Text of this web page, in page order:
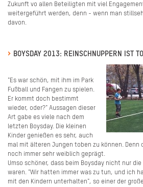
Zukunft vo allen Beteiligten mit viel
weitergeführt werden, denn - wenn man
davon.
BOYSDAY 2013: REINSCHNUPPERN IST
"Es war schön, mit ihm im Park
Fußball und Fangen zu spielen.
Er kommt doch bestimmt
wieder, oder?" Aussagen dieser
Art gabe es viele nach dem
letzten Boysday. Die kleinen
Kinder genießen es sehr, auch
mal mit älteren Jungen toben zu können. Denn
noch immer sehr weiblich geprägt.
Umso schöner, dass beim Boysday nicht nur
waren. "Wir hatten immer was zu tun, und ich
mit den Kindern unterhalten", so einer der